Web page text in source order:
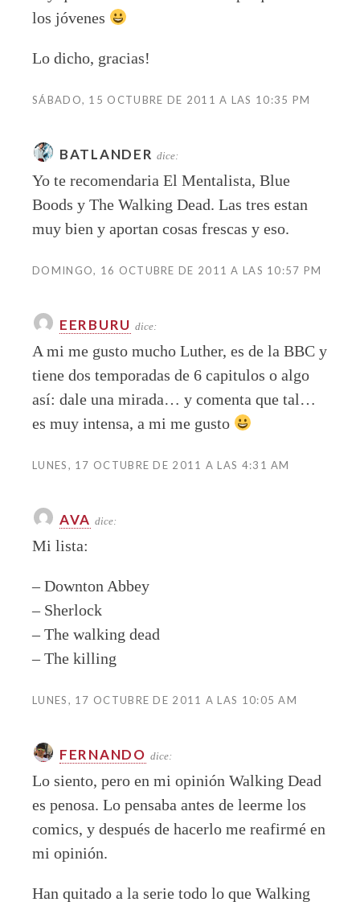
los jóvenes
Lo dicho, gracias!
SÁBADO, 15 OCTUBRE DE 2011 A LAS 10:35 PM
BATLANDER dice:
Yo te recomendaria El Mentalista, Blue
Boods y The Walking Dead. Las tres estan
muy bien y aportan cosas frescas y eso.
DOMINGO, 16 OCTUBRE DE 2011 A LAS 10:57 PM
EERBURU dice:
A mi me gusto mucho Luther, es de la BBC y
tiene dos temporadas de 6 capitulos o algo
así: dale una mirada… y comenta que tal…
es muy intensa, a mi me gusto
LUNES, 17 OCTUBRE DE 2011 A LAS 4:31 AM
AVA dice:
Mi lista:
– Downton Abbey
– Sherlock
– The walking dead
– The killing
LUNES, 17 OCTUBRE DE 2011 A LAS 10:05 AM
FERNANDO dice:
Lo siento, pero en mi opinión Walking Dead
es penosa. Lo pensaba antes de leerme los
comics, y después de hacerlo me reafirmé en
mi opinión.
Han quitado a la serie todo lo que Walking